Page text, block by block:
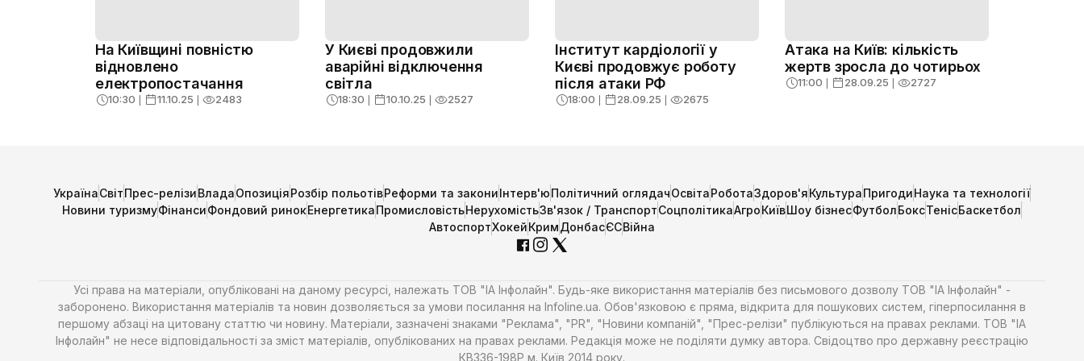
На Київщині повністю
відновлено
електропостачання
10:30 ❘ 11.10.25 ❘ 2483
У Києві продовжили
аварійні відключення
світла
18:30 ❘ 10.10.25 ❘ 2527
Інститут кардіології у
Києві продовжує роботу
після атаки РФ
18:00 ❘ 28.09.25 ❘ 2675
Атака на Київ: кількість
жертв зросла до чотирьох
11:00 ❘ 28.09.25 ❘ 2727
УкраїнаСвітПрес-релізиВладаОпозиціяРозбір польотівРеформи та закониІнтерв'юПолітичний оглядачОсвітаРоботаЗдоров'яКультураПригодиНаука та технології
Новини туризмуФінансиФондовий ринокЕнергетикаПромисловістьНерухомістьЗв'язок / ТранспортСоцполітикаАгроКиївШоу бізнесФутболБоксТенісБаскетбол
АвтоспортХокейКримДонбасЄСВійна
Усі права на матеріали, опубліковані на даному ресурсі, належать ТОВ "ІА Інфолайн". Будь-яке використання матеріалів без письмового дозволу ТОВ "ІА Інфолайн" -
заборонено. Використання матеріалів та новин дозволяється за умови посилання на Infoline.ua. Обов'язковою є пряма, відкрита для пошукових систем, гіперпосилання в
першому абзаці на цитовану статтю чи новину. Матеріали, зазначені знаками "Реклама", "PR", "Новини компаній", "Прес-релізи" публікуються на правах реклами. ТОВ "ІА
Інфолайн" не несе відповідальності за зміст матеріалів, опублікованих на правах реклами. Редакція може не поділяти думку автора. Свідоцтво про державну реєстрацію
КВ336-198Р м. Київ 2014 року.